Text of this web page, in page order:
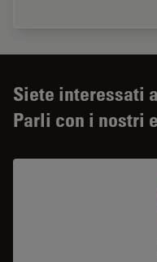
Siete interessati
Parli con i nostri